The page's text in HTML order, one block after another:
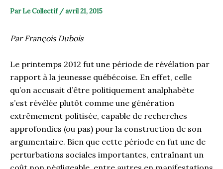
ParLe Collectif /avril 21, 2015
Par François Dubois
Le printemps 2012 fut une période de révélation par
rapport à la jeunesse québécoise. En effet, celle
qu’on accusait d’être politiquement analphabète
s’est révélée plutôt comme une génération
extrêmement politisée, capable de recherches
approfondies (ou pas) pour la construction de son
argumentaire. Bien que cette période en fut une de
perturbations sociales importantes, entraînant un